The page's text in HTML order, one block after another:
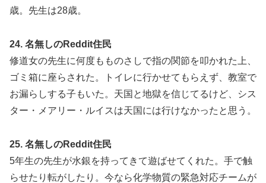
歳。先生は28歳。
24. 名無しのReddit住民
修道女の先生に何度もものさしで指の関節を叩かれた上、
ゴミ箱に座らされた。トイレに行かせてもらえず、教室で
お漏らしする子もいた。天国と地獄を信じてるけど、シス
ター・メアリー・ルイスは天国には行けなかったと思う。
25. 名無しのReddit住民
5年生の先生が水銀を持ってきて遊ばせてくれた。手で触
らせたり転がしたり。今なら化学物質の緊急対応チームが